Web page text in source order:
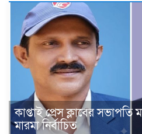
কাপ্তাই প্রেস ক্লাবের
মারমা নির্বাচিত